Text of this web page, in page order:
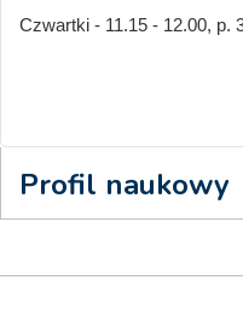
Czwartki - 11.15 - 12.00, p.
Profil naukowy